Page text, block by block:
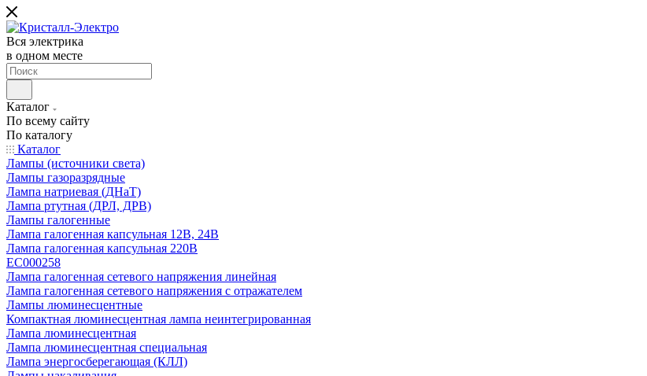
Вся электрика
в одном месте
Каталог
По всему сайту
По каталогу
Каталог
Лампы (источники света)
Лампы газоразрядные
Лампа натриевая (ДНаТ)
Лампа ртутная (ДРЛ, ДРВ)
Лампы галогенные
Лампа галогенная капсульная 12В, 24В
Лампа галогенная капсульная 220В
EC000258
Лампа галогенная сетевого напряжения линейная
Лампа галогенная сетевого напряжения с отражателем
Лампы люминесцентные
Компактная люминесцентная лампа неинтегрированная
Лампа люминесцентная
Лампа люминесцентная специальная
Лампа энергосберегающая (КЛЛ)